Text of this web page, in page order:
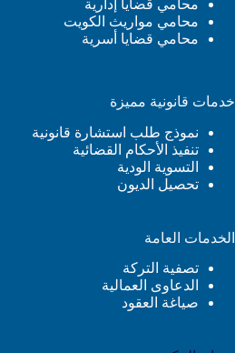
محامي قضايا إدارية
محامي مواريث الكويت
محامي قضايا أسرية
خدمات قانونية مميزة
نموذج طلب استشارة قانونية
تنفيذ الأحكام القضائية
التسوية الودية
تحصيل الديون
الخدمات العامة
تصفية التركة
الدعاوى العمالية
صياغة العقود